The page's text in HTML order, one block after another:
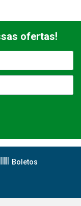
ofertas!
Boletos